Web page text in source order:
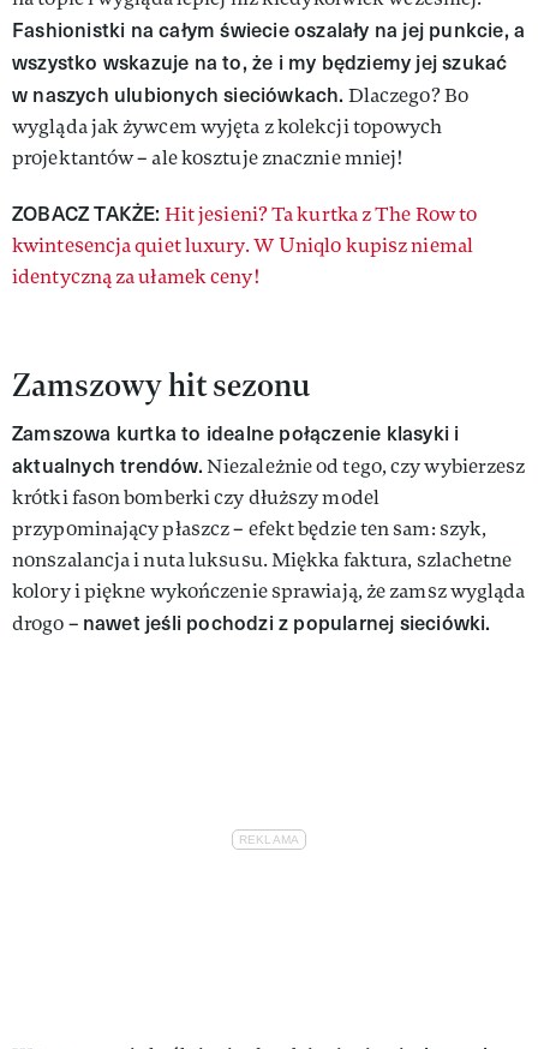
Fashionistki na całym świecie oszalały na jej punkcie, a
wszystko wskazuje na to, że i my będziemy jej szukać
w naszych ulubionych sieciówkach. Dlaczego? Bo
wygląda jak żywcem wyjęta z kolekcji topowych
projektantów – ale kosztuje znacznie mniej!
ZOBACZ TAKŻE: Hit jesieni? Ta kurtka z The Row to
kwintesencja quiet luxury. W Uniqlo kupisz niemal
identyczną za ułamek ceny!
Zamszowy hit sezonu
Zamszowa kurtka to idealne połączenie klasyki i
aktualnych trendów.Niezależnie od tego, czy wybierzesz
krótki fason bomberki czy dłuższy model
przypominający płaszcz – efekt będzie ten sam: szyk,
nonszalancja i nuta luksusu. Miękka faktura, szlachetne
kolory i piękne wykończenie sprawiają, że zamsz wygląda
drogo – nawet jeśli pochodzi z popularnej sieciówki.